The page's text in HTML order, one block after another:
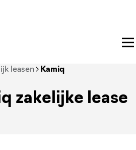
leasen Kamiq
zakelijke lease